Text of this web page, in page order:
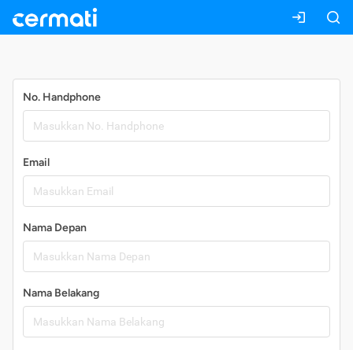
No. Handphone
Email
Nama Depan
Nama Belakang